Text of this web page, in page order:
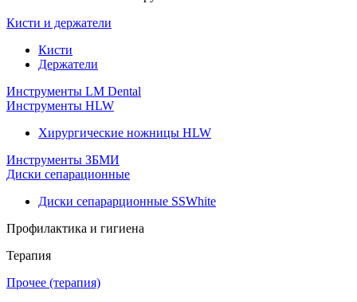
Кисти и держатели
Кисти
Держатели
Инструменты LM Dental
Инструменты HLW
Хирургические ножницы HLW
Инструменты ЗБМИ
Диски сепарационные
Диски сепарарционные SSWhite
Профилактика и гигиена
Терапия
Прочее (терапия)